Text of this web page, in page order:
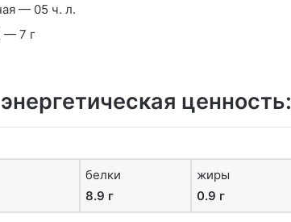
— 05 ч. л.
— 7 г
ценность:
белки
8.9 г
жиры
0.9 г